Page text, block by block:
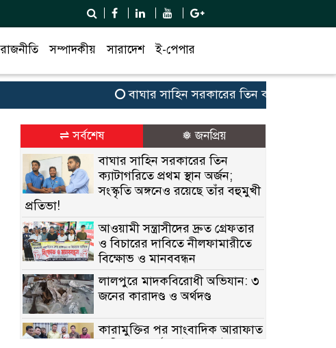
রাজনীতি সম্পাদকীয় সারাদেশ ই-পেপার
বাঘার সাহিন সরকারের তিন ক্যাটাগরিতে প্রথম
⇌ সর্বশেষ ❅ জনপ্রিয়
বাঘার সাহিন সরকারের তিন
ক্যাটাগরিতে প্রথম স্থান অর্জন;
সংস্কৃতি অঙ্গনেও রয়েছে তাঁর বহুমুখী
প্রতিভা!
আওয়ামী সন্ত্রাসীদের দ্রুত গ্রেফতার
ও বিচারের দাবিতে নীলফামারীতে
বিক্ষোভ ও মানববন্ধন
লালপুরে মাদকবিরোধী অভিযান: ৩
জনের কারাদণ্ড ও অর্থদণ্ড
কারামুক্তির পর সাংবাদিক আরাফাত